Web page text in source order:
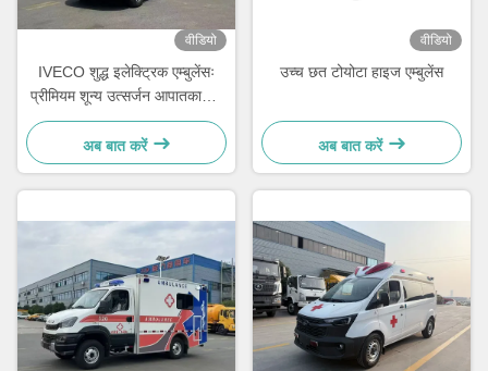
वीडियो
IVECO शुद्ध इलेक्ट्रिक एम्बुलेंसः
प्रीमियम शून्य उत्सर्जन आपातकालीन
चिकित्सा वाहन
अब बात करें
वीडियो
उच्च छत टोयोटा हाइज एम्बुलेंस
अब बात करें